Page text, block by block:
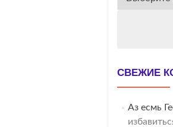
СВЕЖИЕ
Аз есмь